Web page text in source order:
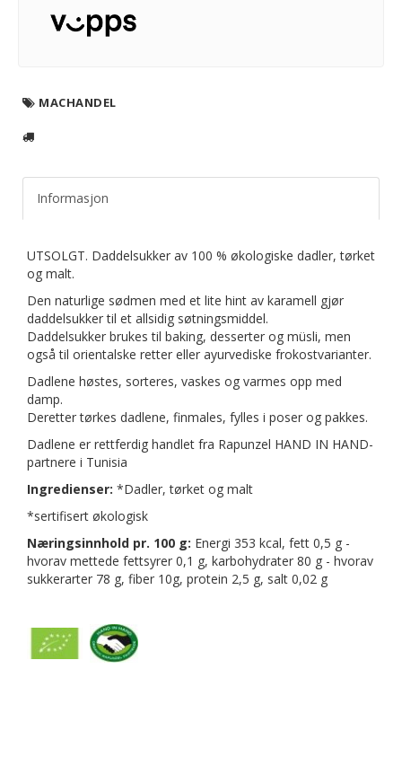
MACHANDEL
Informasjon
UTSOLGT. Daddelsukker av 100 % økologiske dadler, tørket
og malt.
Den naturlige sødmen med et lite hint av karamell gjør
daddelsukker til et allsidig søtningsmiddel.
Daddelsukker brukes til baking, desserter og müsli, men
også til orientalske retter eller ayurvediske frokostvarianter.
Dadlene høstes, sorteres, vaskes og varmes opp med
damp.
Deretter tørkes dadlene, finmales, fylles i poser og pakkes.
Dadlene er rettferdig handlet fra Rapunzel HAND IN HAND-
partnere i Tunisia
Ingredienser: *Dadler, tørket og malt
*sertifisert økologisk
Næringsinnhold pr. 100 g: Energi 353 kcal, fett 0,5 g -
hvorav mettede fettsyrer 0,1 g, karbohydrater 80 g - hvorav
sukkerarter 78 g, fiber 10g, protein 2,5 g, salt 0,02 g